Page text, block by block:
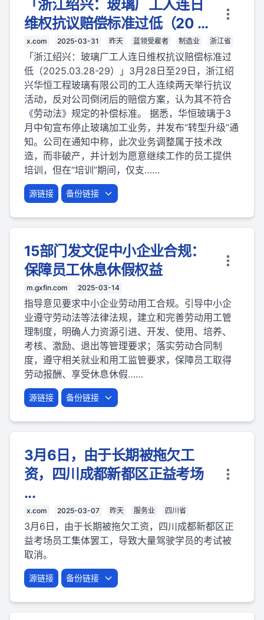
「浙江绍兴：玻璃厂工人连日
维权抗议赔偿标准过低（20 ...
x.com 2025-03-31 昨天 蓝领受雇者 制造业 浙江省
「浙江绍兴：玻璃厂工人连日维权抗议赔偿标准过
低（2025.03.28-29）」3月28日至29日，浙江绍
兴华恒工程玻璃有限公司的工人连续两天举行抗议
活动，反对公司倒闭后的赔偿方案，认为其不符合
《劳动法》规定的补偿标准。 据悉，华恒玻璃于3
月中旬宣布停止玻璃加工业务，并发布“转型升级”通
知。公司在通知中称，此次业务调整属于技术改
造，而非破产，并计划为愿意继续工作的员工提供
培训，但在“培训”期间，仅支……
源链接 备份链接
15部门发文促中小企业合规：
保障员工休息休假权益
m.gxfin.com 2025-03-14
指导意见要求中小企业劳动用工合规。引导中小企
业遵守劳动法等法律法规，建立和完善劳动用工管
理制度，明确人力资源引进、开发、使用、培养、
考核、激励、退出等管理要求；落实劳动合同制
度，遵守相关就业和用工监管要求，保障员工取得
劳动报酬、享受休息休假……
源链接 备份链接
3月6日，由于长期被拖欠工
资，四川成都新都区正益考场
...
x.com 2025-03-07 昨天 服务业 四川省
3月6日，由于长期被拖欠工资，四川成都新都区正
益考场员工集体罢工，导致大量驾驶学员的考试被
取消。
源链接 备份链接